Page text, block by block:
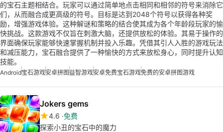
的宝石主题相结合。玩家可以通过简单地点击相同和相邻的符号来消除它
们，从而融合成更高级的符号。目标是达到2048个符号以获得各种奖
励，增强游戏体验。这种解谜和策略的结合使其成为各个年龄段玩家的愉
快挑战。这款游戏不仅旨在刺激大脑，还提供放松的体验。其易于操作的
界面确保玩家能够快速掌握机制并投入乐趣。凭借其引人入胜的游戏玩法
和减压能力，宝石融合提供了一种愉快的方式来放松身心，同时提升认知
技能。
Android宝石游戏安卓拼图益智游戏安卓免费宝石游戏免费的安卓拼图游戏
Jokers gems
4.6 免费
探索小丑的宝石中的魔力